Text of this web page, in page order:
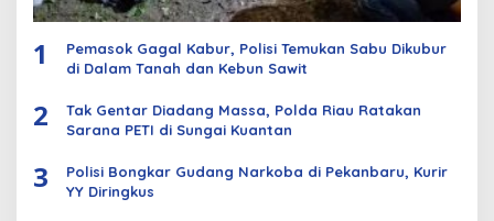
1
Pemasok Gagal Kabur, Polisi Temukan Sabu Dikubur
di Dalam Tanah dan Kebun Sawit
2
Tak Gentar Diadang Massa, Polda Riau Ratakan
Sarana PETI di Sungai Kuantan
3
Polisi Bongkar Gudang Narkoba di Pekanbaru, Kurir
YY Diringkus